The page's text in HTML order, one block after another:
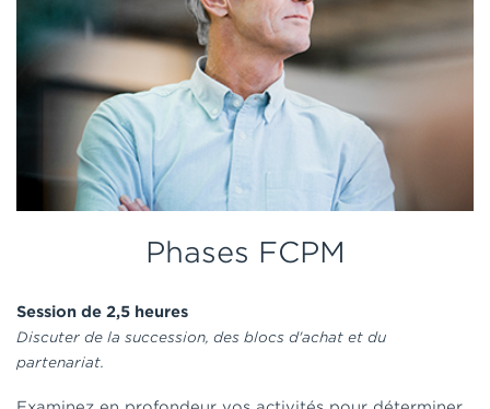
Phases FCPM
Session de 2,5 heures
Discuter de la succession, des blocs d'achat et du
partenariat.